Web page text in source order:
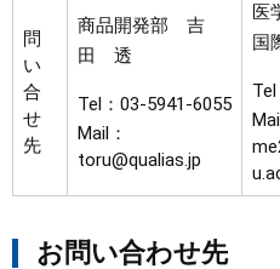
問
い
合
せ
先
商品開発部 吉
田 透
Tel：03-5941-6055
Mail：
toru@qualias.jp
医
国
お問い合わせ先